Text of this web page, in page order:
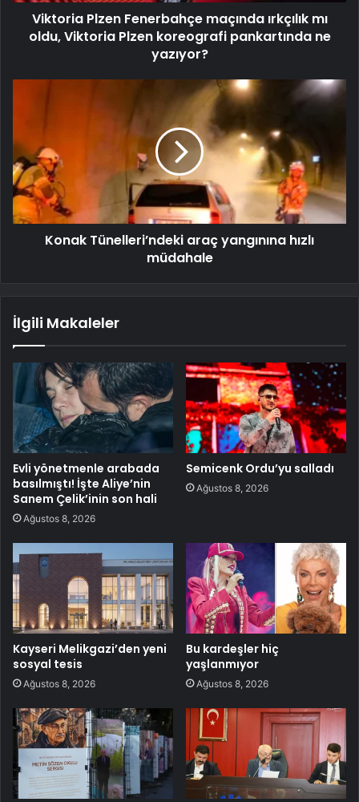
Viktoria Plzen Fenerbahçe maçında ırkçılık mı
oldu, Viktoria Plzen koreografi pankartında ne
yazıyor?
Konak Tünelleri’ndeki araç yangınına hızlı
müdahale
İlgili Makaleler
Evli yönetmenle arabada
basılmıştı! İşte Aliye’nin
Sanem Çelik’inin son hali
Ağustos 8, 2026
Semicenk Ordu’yu salladı
Ağustos 8, 2026
Kayseri Melikgazi’den yeni
sosyal tesis
Ağustos 8, 2026
Bu kardeşler hiç
yaşlanmıyor
Ağustos 8, 2026